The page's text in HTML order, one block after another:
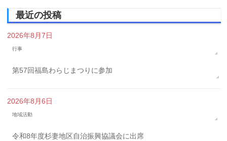
最近の投稿
2026年8月7日
行事
第57回福島わらじまつりに参加
2026年8月6日
地域活動
令和8年度杉妻地区自治振興協議会に出席